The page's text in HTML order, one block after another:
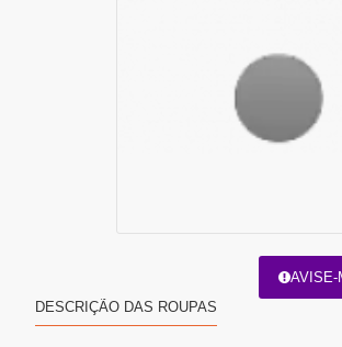
AVISE-
DESCRIÇÃO DAS ROUPAS